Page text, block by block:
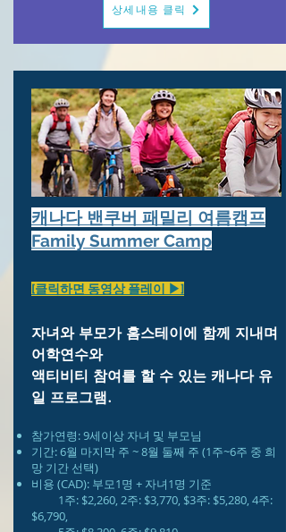
상세내용 클릭
캐나다 밴쿠버 패밀리 여름캠프
Family Summer Camp
[클릭하면 동영상 플레이 ▶]
자녀와 부모가 홈스테이에 함께 지내며
어학연수와
액티비티 참여를 할 수 있는 캐나다 유
일 프로그램.
참가연령: 9세이상 자녀 및 부모님
​기간: 6월 마지막 주 ~ 8월 둘째 주 (1주~6주 중 희
망 기간 선택)
비용 (CAD): 부모1명 + 자녀1명 기준
1주: $2,260, 2주: $3,770, $3주: $5,280, 4주:
$6,790,